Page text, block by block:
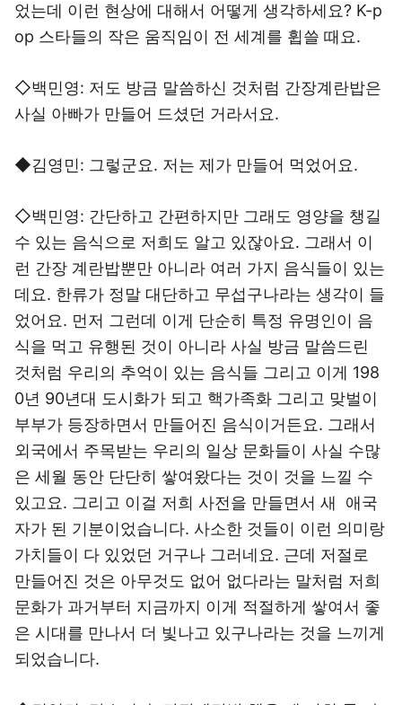
었는데 이런 현상에 대해서 어떻게 생각하세요? K-p
op 스타들의 작은 움직임이 전 세계를 휩쓸 때요.
◇백민영: 저도 방금 말씀하신 것처럼 간장계란밥은
사실 아빠가 만들어 드셨던 거라서요.
◆김영민: 그렇군요. 저는 제가 만들어 먹었어요.
◇백민영: 간단하고 간편하지만 그래도 영양을 챙길
수 있는 음식으로 저희도 알고 있잖아요. 그래서 이
런 간장 계란밥뿐만 아니라 여러 가지 음식들이 있는
데요. 한류가 정말 대단하고 무섭구나라는 생각이 들
었어요. 먼저 그런데 이게 단순히 특정 유명인이 음
식을 먹고 유행된 것이 아니라 사실 방금 말씀드린
것처럼 우리의 추억이 있는 음식들 그리고 이게 198
0년 90년대 도시화가 되고 핵가족화 그리고 맞벌이
부부가 등장하면서 만들어진 음식이거든요. 그래서
외국에서 주목받는 우리의 일상 문화들이 사실 수많
은 세월 동안 단단히 쌓여왔다는 것이 것을 느낄 수
있고요. 그리고 이걸 저희 사전을 만들면서 새 애국
자가 된 기분이었습니다. 사소한 것들이 이런 의미랑
가치들이 다 있었던 거구나 그러네요. 근데 저절로
만들어진 것은 아무것도 없어 없다라는 말처럼 저희
문화가 과거부터 지금까지 이게 적절하게 쌓여서 좋
은 시대를 만나서 더 빛나고 있구나라는 것을 느끼게
되었습니다.